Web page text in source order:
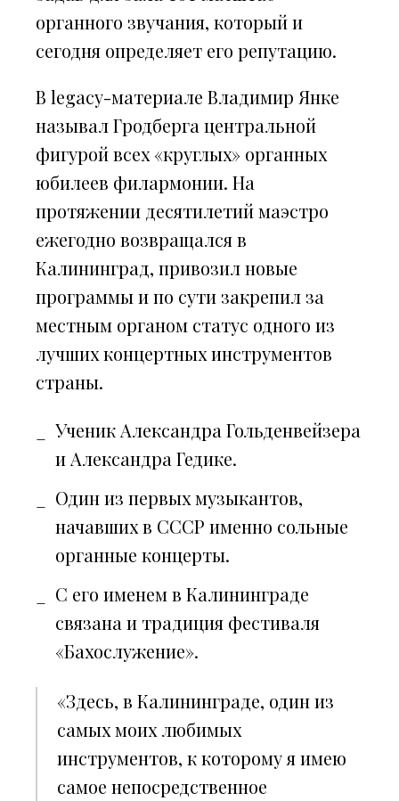
органного звучания, который и
сегодня определяет его репутацию.
В legacy-материале Владимир Янке
называл Гродберга центральной
фигурой всех «круглых» органных
юбилеев филармонии. На
протяжении десятилетий маэстро
ежегодно возвращался в
Калининград, привозил новые
программы и по сути закрепил за
местным органом статус одного из
лучших концертных инструментов
страны.
Ученик Александра Гольденвейзера
и Александра Гедике.
Один из первых музыкантов,
начавших в СССР именно сольные
органные концерты.
С его именем в Калининграде
связана и традиция фестиваля
«Бахослужение».
«Здесь, в Калининграде, один из
самых моих любимых
инструментов, к которому я имею
самое непосредственное